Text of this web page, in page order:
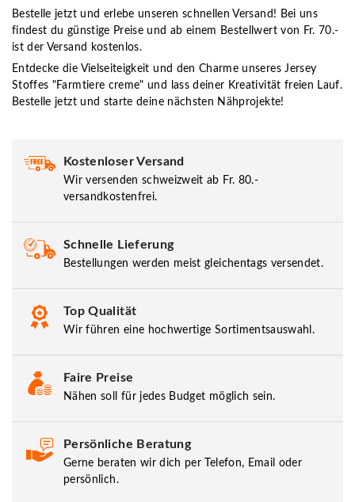
Bestelle jetzt und erlebe unseren schnellen Versand! Bei uns
findest du günstige Preise und ab einem Bestellwert von Fr. 70.-
ist der Versand kostenlos.
Entdecke die Vielseiteigkeit und den Charme unseres Jersey
Stoffes "Farmtiere creme" und lass deiner Kreativität freien Lauf.
Bestelle jetzt und starte deine nächsten Nähprojekte!
Kostenloser Versand
Wir versenden schweizweit ab Fr. 80.-
versandkostenfrei.
Schnelle Lieferung
Bestellungen werden meist gleichentags versendet.
Top Qualität
Wir führen eine hochwertige Sortimentsauswahl.
Faire Preise
Nähen soll für jedes Budget möglich sein.
Persönliche Beratung
Gerne beraten wir dich per Telefon, Email oder
persönlich.